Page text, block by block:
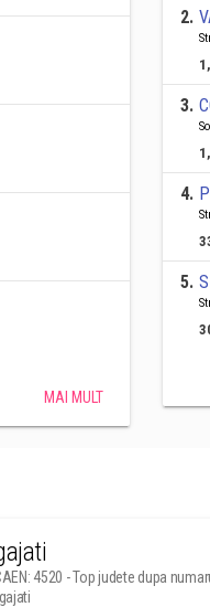
MAI MULT
2.
3.
4.
5.
4520 - Top judete dupa